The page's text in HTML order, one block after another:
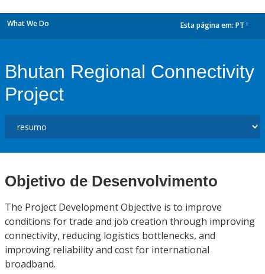
What We Do Esta página em: PT
Bhutan Regional Connectivity
Project
Objetivo de Desenvolvimento
The Project Development Objective is to improve
conditions for trade and job creation through improving
connectivity, reducing logistics bottlenecks, and
improving reliability and cost for international
broadband.